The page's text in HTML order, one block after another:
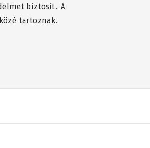
biztosít. A
tartoznak.